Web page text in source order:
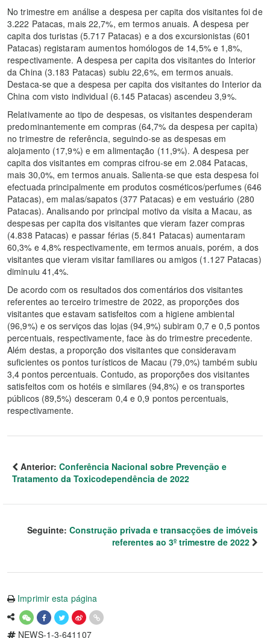
No trimestre em análise a despesa per capita dos visitantes foi de
3.222 Patacas, mais 22,7%, em termos anuais. A despesa per
capita dos turistas (5.717 Patacas) e a dos excursionistas (601
Patacas) registaram aumentos homólogos de 14,5% e 1,8%,
respectivamente. A despesa per capita dos visitantes do Interior
da China (3.183 Patacas) subiu 22,6%, em termos anuais.
Destaca-se que a despesa per capita dos visitantes do Interior da
China com visto individual (6.145 Patacas) ascendeu 3,9%.
Relativamente ao tipo de despesas, os visitantes despenderam
predominantemente em compras (64,7% da despesa per capita)
no trimestre de referência, seguindo-se as despesas em
alojamento (17,9%) e em alimentação (11,9%). A despesa per
capita dos visitantes em compras cifrou-se em 2.084 Patacas,
mais 30,0%, em termos anuais. Salienta-se que esta despesa foi
efectuada principalmente em produtos cosméticos/perfumes (646
Patacas), em malas/sapatos (377 Patacas) e em vestuário (280
Patacas). Analisando por principal motivo da visita a Macau, as
despesas per capita dos visitantes que vieram fazer compras
(4.838 Patacas) e passar férias (5.841 Patacas) aumentaram
60,3% e 4,8% respectivamente, em termos anuais, porém, a dos
visitantes que vieram visitar familiares ou amigos (1.127 Patacas)
diminuiu 41,4%.
De acordo com os resultados dos comentários dos visitantes
referentes ao terceiro trimestre de 2022, as proporções dos
visitantes que estavam satisfeitos com a higiene ambiental
(96,9%) e os serviços das lojas (94,9%) subiram 0,7 e 0,5 pontos
percentuais, respectivamente, face às do trimestre precedente.
Além destas, a proporção dos visitantes que consideravam
suficientes os pontos turísticos de Macau (79,0%) também subiu
3,4 pontos percentuais. Contudo, as proporções dos visitantes
satisfeitos com os hotéis e similares (94,8%) e os transportes
públicos (89,5%) desceram 0,4 e 0,9 pontos percentuais,
respectivamente.
Anterior: Conferência Nacional sobre Prevenção e
Tratamento da Toxicodependência de 2022
Seguinte: Construção privada e transacções de imóveis
referentes ao 3º trimestre de 2022
Imprimir esta página
NEWS-1-3-641107